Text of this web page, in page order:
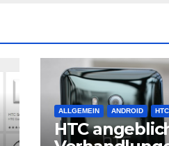
ALLGEMEIN ANDROID HTC
HTC